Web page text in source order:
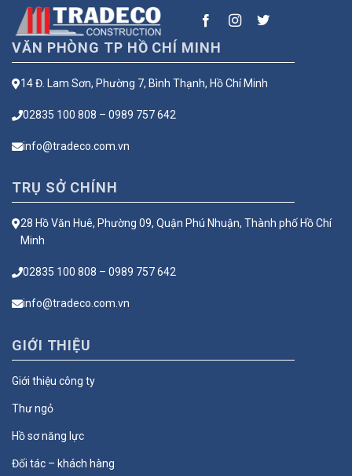
bài
viết
VĂN PHÒNG TP HỒ CHÍ MINH
14 Đ. Lam Sơn, Phường 7, Bình Thạnh, Hồ Chí Minh
02835 100 808 – 0989 757 642
info@tradeco.com.vn
TRỤ SỞ CHÍNH
28 Hồ Văn Huê, Phường 09, Quận Phú Nhuận, Thành phố Hồ Chí
Minh
02835 100 808 – 0989 757 642
info@tradeco.com.vn
GIỚI THIỆU
Giới thiệu công ty
Thư ngỏ
Hồ sơ năng lực
Đối tác – khách hàng